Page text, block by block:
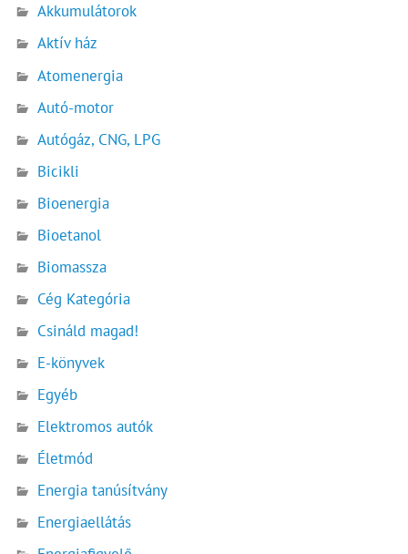
Akkumulátorok
Aktív ház
Atomenergia
Autó-motor
Autógáz, CNG, LPG
Bicikli
Bioenergia
Bioetanol
Biomassza
Cég Kategória
Csináld magad!
E-könyvek
Egyéb
Elektromos autók
Életmód
Energia tanúsítvány
Energiaellátás